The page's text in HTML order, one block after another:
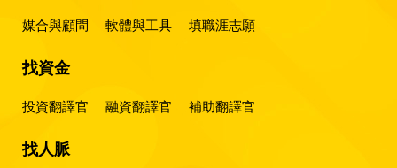
媒合與顧問 軟體與工具 填職涯志願
找資金
投資翻譯官 融資翻譯官 補助翻譯官
找人脈